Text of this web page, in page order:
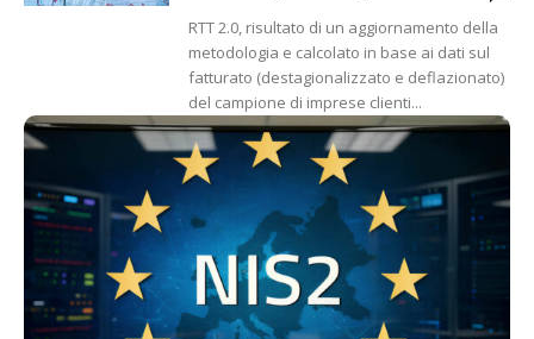
RTT 2.0, risultato di un aggiornamento della
metodologia e calcolato in base ai dati sul
fatturato (destagionalizzato e deflazionato)
del campione di imprese clienti...